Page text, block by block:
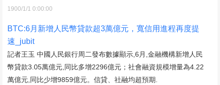
1900/1/1 0:00:00
BTC:6月新增人民幣貸款超3萬億元，寬信用進程再度提
速_jubit
記者王玉 中國人民銀行周二發布數據顯示,6月,金融機構新增人民
幣貸款3.05萬億元,同比多增2296億元；社會融資規模增量為4.22
萬億元,同比少增9859億元。信貸、社融均超預期.